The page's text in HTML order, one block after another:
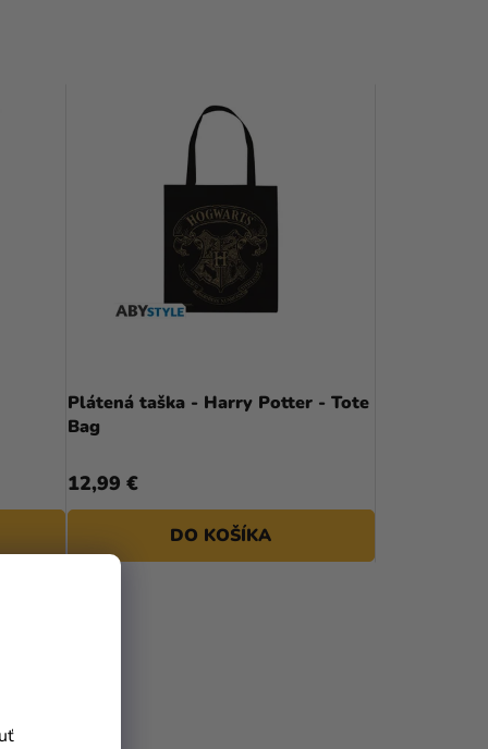
Plátená taška - Harry Potter - Tote
Bag
12,99 €
DO KOŠÍKA